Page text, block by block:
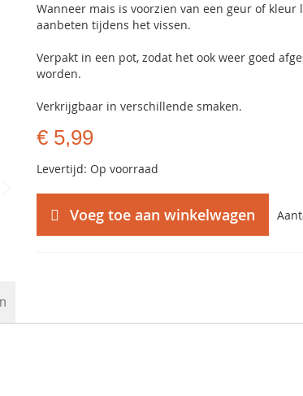
Wanneer mais is voorzien van een geur of
aanbeten tijdens het vissen.
Verpakt in een pot, zodat het ook weer goed
worden.
Verkrijgbaar in verschillende smaken.
€ 5,99
Levertijd: Op voorraad
Voeg toe aan winkelwagen